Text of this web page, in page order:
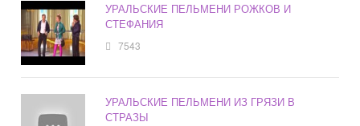
УРАЛЬСКИЕ ПЕЛЬМЕНИ РОЖКОВ И
СТЕФАНИЯ
7543
УРАЛЬСКИЕ ПЕЛЬМЕНИ ИЗ ГРЯЗИ В
СТРАЗЫ